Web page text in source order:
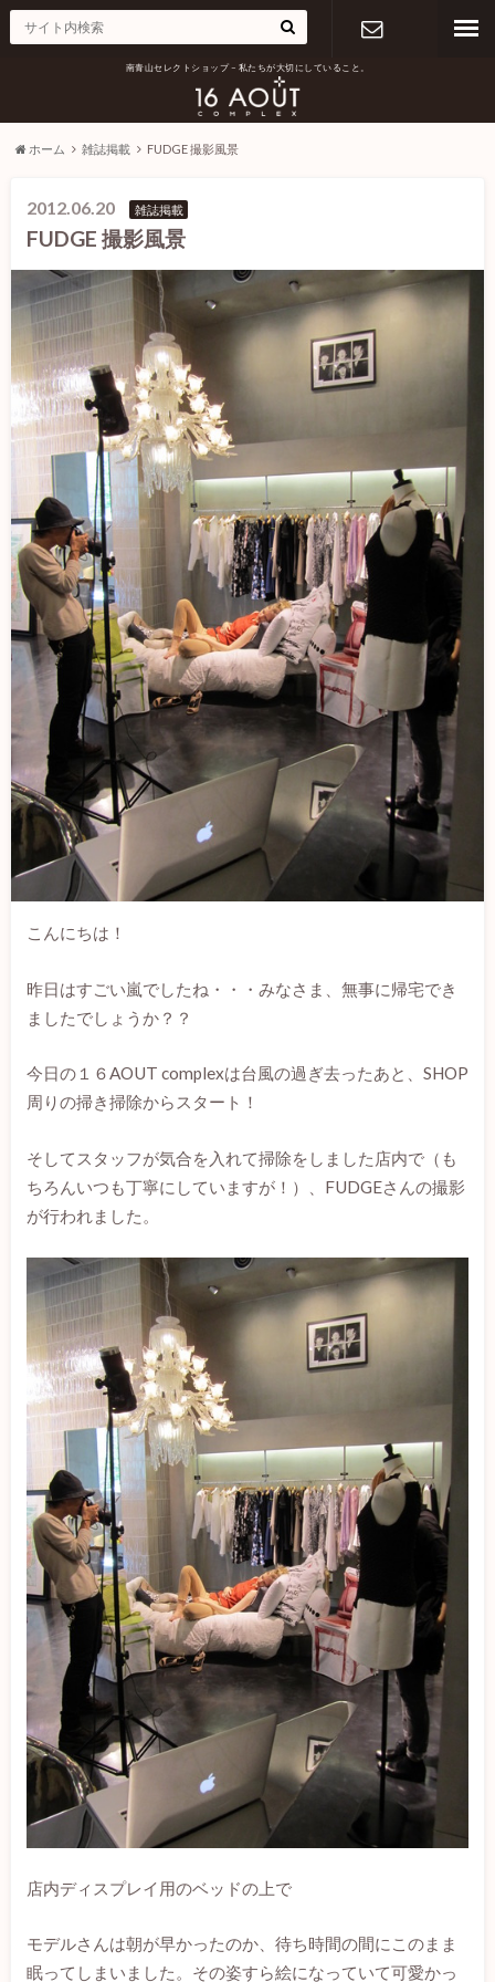
南青山セレクトショップ – 私たちが大切にしていること。
ホーム 雑誌掲載 FUDGE 撮影風景
2012.06.20 雑誌掲載
FUDGE 撮影風景
こんにちは！
昨日はすごい嵐でしたね・・・みなさま、無事に帰宅でき
ましたでしょうか？？
今日の１６AOUT complexは台風の過ぎ去ったあと、SHOP
周りの掃き掃除からスタート！
そしてスタッフが気合を入れて掃除をしました店内で（も
ちろんいつも丁寧にしていますが！）、FUDGEさんの撮影
が行われました。
店内ディスプレイ用のベッドの上で
モデルさんは朝が早かったのか、待ち時間の間にこのまま
眠ってしまいました。その姿すら絵になっていて可愛かっ